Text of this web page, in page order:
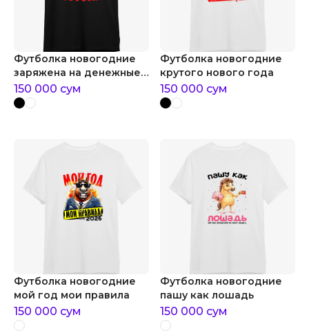
Футболка новогодние
заряжена на денежные
потоки
150 000 сум
Футболка новогодние
крутого нового года
150 000 сум
Футболка новогодние
мой год мои правила
150 000 сум
Футболка новогодние
пашу как лошадь
150 000 сум